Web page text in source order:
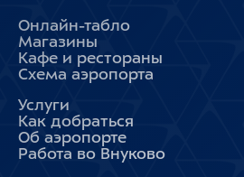
Онлайн-табло
Магазины
Кафе и рестораны
Схема аэропорта
Услуги
Как добраться
Об аэропорте
Работа во Внуково